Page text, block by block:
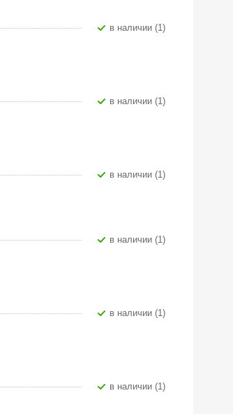
В наличии (1)
В наличии (1)
В наличии (1)
В наличии (1)
В наличии (1)
В наличии (1)